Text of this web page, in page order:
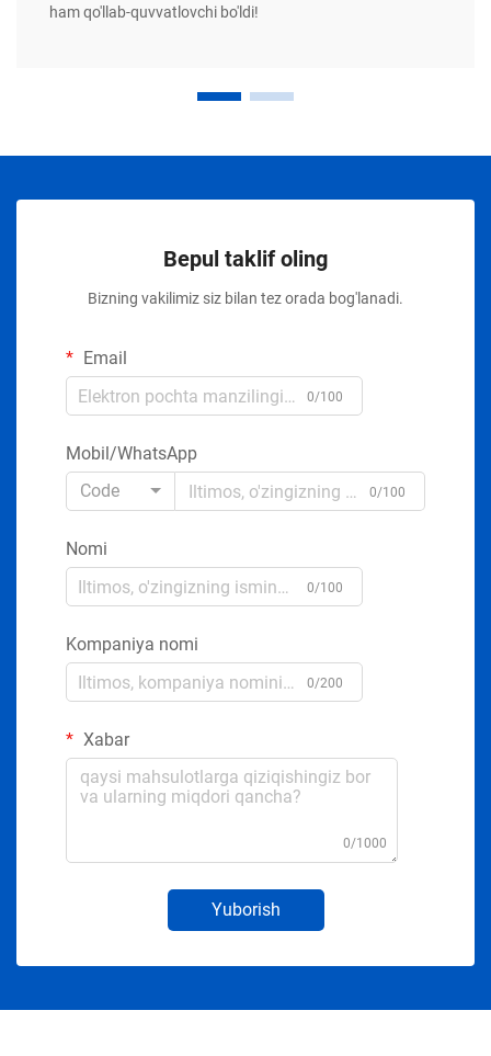
ham qo'llab-quvvatlovchi bo'ldi!
Bepul taklif oling
Bizning vakilimiz siz bilan tez orada bog'lanadi.
Email
0/100
Mobil/WhatsApp
Code
0/100
Nomi
0/100
Kompaniya nomi
0/200
Xabar
0/1000
Yuborish